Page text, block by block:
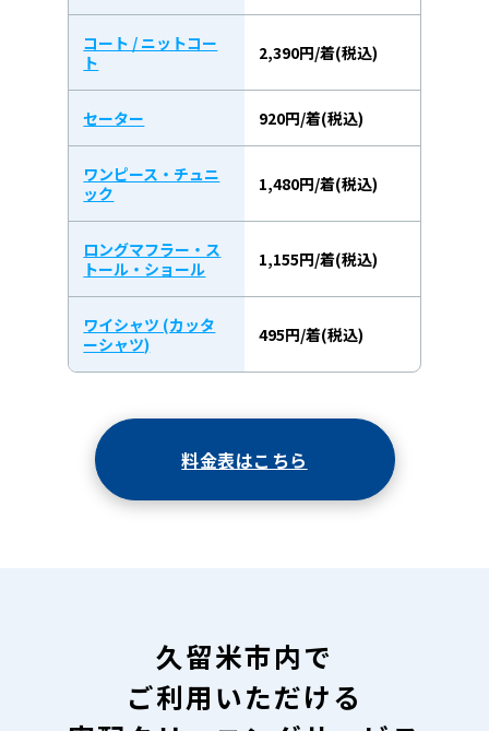
コート / ニットコー
ト
2,390円/着(税込)
セーター 920円/着(税込)
ワンピース・チュニ
ック
1,480円/着(税込)
ロングマフラー・ス
トール・ショール
1,155円/着(税込)
ワイシャツ (カッタ
ーシャツ)
495円/着(税込)
料金表はこちら
久留米市内で
ご利用いただける